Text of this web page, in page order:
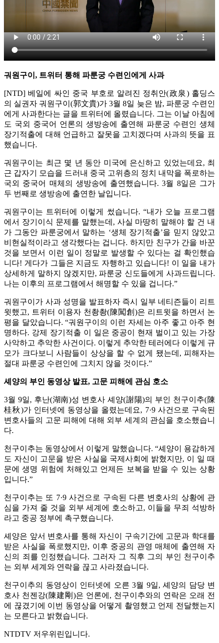
궈원구이, 트위터 통해 파룬궁 수련인에게 사과
[NTD] 베일에 싸인 중국 부호로 알려진 정취안(政泉) 홀딩스
의 실권자 궈원구이(郭文貴)가 3월 8일 늦은 밤, 파룬궁 수련인
에게 사과한다는 글을 트위터에 올렸습니다. 그는 이날 아침에
도 국외 중국어 언론의 생방송에 출연해 파룬궁 수련인 생체
장기적출에 대해 언급하고 잘못을 고치겠다며 사과의 뜻을 표
했습니다.
궈원구이는 최근 몇 년 동안 미국에 은신하고 있었는데요, 최
근 갑자기 모습을 드러내 중국 고위층의 정치 내막을 폭로하는
국외 중국어 매체의 생방송에 출연했습니다. 3월 8일은 그가
두 번째로 생방송에 출연한 날입니다.
궈원구이는 트위터에 이렇게 썼습니다. “내가 오늘 프로그램
에서 장기이식 문제를 말했는데, 사실 마땅히 말해야 할 건 내
가 그동안 파룬궁에서 말하는 ‘생체 장기적출’을 믿지 않았고
비현실적이라고 생각했다는 겁니다. 하지만 친구가 간을 바꾼
것을 보면서 이런 일이 정말로 발생할 수 있다는 걸 확인했습
니다! 게다가 그들은 지금도 자행하고 있습니다! 이 일을 내가
상세하게 말하지 않겠지만, 파룬궁 신도들에게 사과드립니다.
나는 이후의 프로그램에서 해명할 수 있을 겁니다.”
궈원구이가 사과 성명을 발표하자 즉시 일부 네티즌들이 리트
윗했고, 트위터 이용자 천촹촹(陳闖創)은 리트윗을 하면서 논
평을 달았습니다. “궈원구이의 이런 자세는 아주 좋고 아주 현
명하다. 강제 장기적출 이 일은 중공이 현재 벌이고 있는 가장
사악하고 추악한 사건이다. 이렇게 추악한 테러에다 이렇게 규
모가 크다보니 사람들이 상상을 할 수 없게 됐는데, 피해자는
절대 파룬궁 수련인에 그치지 않을 것이다.”
셰양의 부인 동영상 발표, 고문 피해에 관심 호소
3월 9일, 후난(湖南)성 변호사 셰양(謝陽)의 부인 천구이추(陳
桂秋)가 인터넷에 동영상을 올렸는데요, 7·9 사건으로 구속된
변호사들의 고문 피해에 대해 외부 세계의 관심을 호소했습니
다.
천구이추는 동영상에서 이렇게 말했습니다. “셰양이 용감하게
도 자신이 고문을 받은 사실을 국제사회에 밝혔지만, 이 일 때
문에 생명 위험에 처해있고 언제든 보복을 받을 수 있는 상황
입니다.”
천구이추는 또 7·9 사건으로 구속된 다른 변호사의 상황에 관
심을 가져 줄 것을 외부 세계에 호소하고, 이들을 무죄 석방하
라고 중공 정부에 촉구했습니다.
셰양은 앞서 변호사를 통해 자신이 구속기간에 고문과 학대를
받은 사실을 폭로했지만, 이후 중공의 관영 매체에 출연해 자
신의 죄를 인정했습니다. 그러자 그 직후 그의 부인 천구이추
는 외부 세계와 연락을 끊고 사라졌습니다.
천구이추의 동영상이 인터넷에 오른 3월 9일, 셰양의 담당 변
호사 천젠강(陳建剛)은 언론에, 천구이추와의 연락은 오래 전
에 끊겼기에 이번 동영상을 어떻게 촬영했고 언제 전달했는지
는 모른다고 밝혔습니다.
NTDTV 저우위린입니다.